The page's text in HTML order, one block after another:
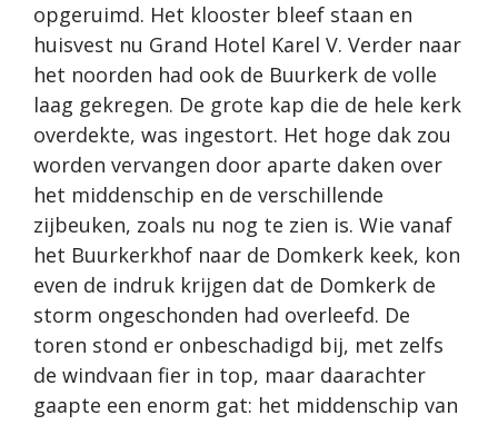
opgeruimd. Het klooster bleef staan en
huisvest nu Grand Hotel Karel V. Verder naar
het noorden had ook de Buurkerk de volle
laag gekregen. De grote kap die de hele kerk
overdekte, was ingestort. Het hoge dak zou
worden vervangen door aparte daken over
het middenschip en de verschillende
zijbeuken, zoals nu nog te zien is. Wie vanaf
het Buurkerkhof naar de Domkerk keek, kon
even de indruk krijgen dat de Domkerk de
storm ongeschonden had overleefd. De
toren stond er onbeschadigd bij, met zelfs
de windvaan fier in top, maar daarachter
gaapte een enorm gat: het middenschip van